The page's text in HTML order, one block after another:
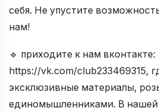
себя. Не упустите
нам!
🔹 приходите к нам вконтакте:
https://vk.com/club233469315,
эксклюзивные материалы,
единомышленниками. В нашей